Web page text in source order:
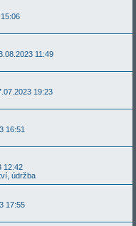
11:49
19:23
16:51
12:42
údržba
17:55